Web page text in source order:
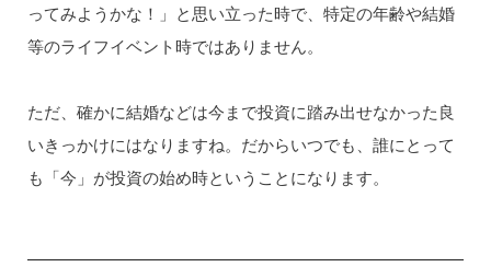
ってみようかな！」と思い立った時で、特定の年齢や結婚
等のライフイベント時ではありません。
ただ、確かに結婚などは今まで投資に踏み出せなかった良
いきっかけにはなりますね。だからいつでも、誰にとって
も「今」が投資の始め時ということになります。